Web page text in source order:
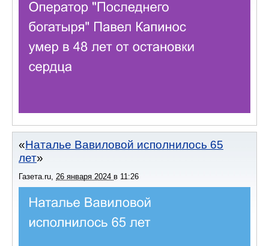
Наталье Вавиловой исполнилось 65
лет
Газета.ru 26 января 2024 в 11:26